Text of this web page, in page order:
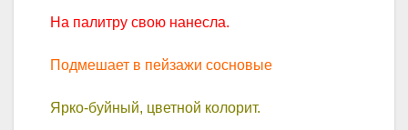
На палитру свою нанесла.
Подмешает в пейзажи сосновые
Ярко-буйный, цветной колорит.